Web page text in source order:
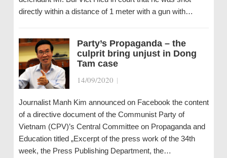
directly within a distance of 1 meter with a gun with…
Party’s Propaganda – the
culprit bring unjust in Dong
Tam case
14/09/2020 |
Journalist Manh Kim announced on Facebook the content
of a directive document of the Communist Party of
Vietnam (CPV)’s Central Committee on Propaganda and
Education titled „Excerpt of the press work of the 34th
week, the Press Publishing Department, the…